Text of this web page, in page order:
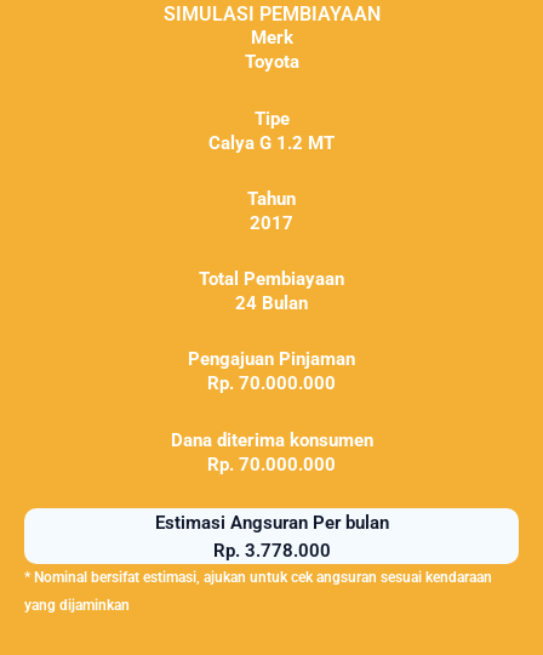
SIMULASI PEMBIAYAAN
Merk
Toyota
Tipe
Calya G 1.2 MT
Tahun
2017
Total Pembiayaan
24 Bulan
Pengajuan Pinjaman
Rp. 70.000.000
Dana diterima konsumen
Rp. 70.000.000
Estimasi Angsuran Per bulan
Rp. 3.778.000
* Nominal bersifat estimasi, ajukan untuk cek angsuran sesuai kendaraan
yang dijaminkan